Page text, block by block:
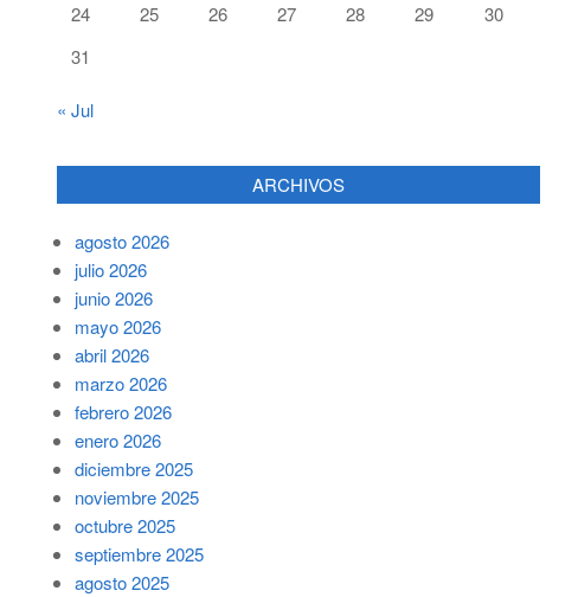
24
25 26 27 28 29
30
31
« Jul
ARCHIVOS
agosto 2026
julio 2026
junio 2026
mayo 2026
abril 2026
marzo 2026
febrero 2026
enero 2026
diciembre 2025
noviembre 2025
octubre 2025
septiembre 2025
agosto 2025